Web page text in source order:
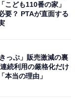
こども110番の家」
要？ PTAが直面する
っぷ」販売激減の裏
続利用の厳格化だけ
本当の理由」